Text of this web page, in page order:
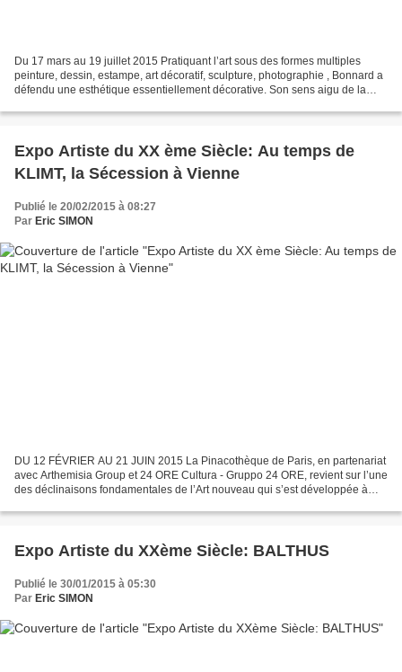
Du 17 mars au 19 juillet 2015 Pratiquant l’art sous des formes multiples
peinture, dessin, estampe, art décoratif, sculpture, photographie , Bonnard a
défendu une esthétique essentiellement décorative. Son sens aigu de la
Expo Artiste du XX ème Siècle: Au temps de
KLIMT, la Sécession à Vienne
Publié le 20/02/2015 à 08:27
Par Eric SIMON
DU 12 FÉVRIER AU 21 JUIN 2015 La Pinacothèque de Paris, en partenariat
avec Arthemisia Group et 24 ORE Cultura - Gruppo 24 ORE, revient sur l’une
des déclinaisons fondamentales de l’Art nouveau qui s’est développée à
Expo Artiste du XXème Siècle: BALTHUS
Publié le 30/01/2015 à 05:30
Par Eric SIMON